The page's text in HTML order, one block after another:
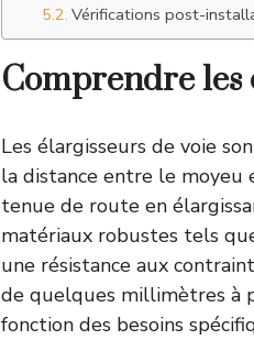
Vérifications post-
Comprendre les
Les élargisseurs de voie
la distance entre le moyeu
tenue de route en
matériaux robustes tels
une résistance aux
de quelques millimètres à
fonction des besoins